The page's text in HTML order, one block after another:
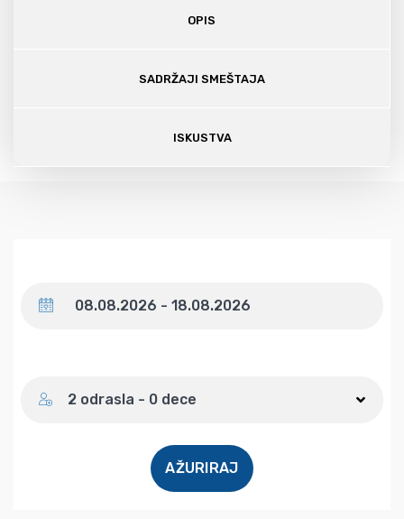
OPIS
SADRŽAJI SMEŠTAJA
ISKUSTVA
2 odrasla - 0 dece
AŽURIRAJ